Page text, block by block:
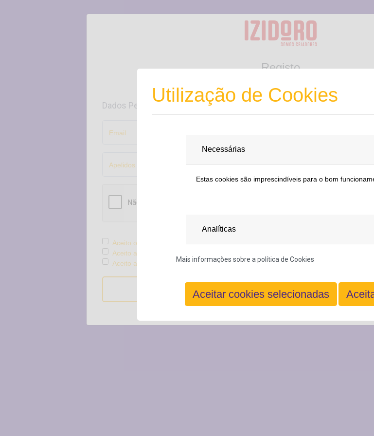
Utilização de Cookies
Necessárias
Estas cookies são imprescindíveis para o bom
Analíticas
Mais informações sobre a política de Cookies
Aceitar cookies selecionadas
Registo
Dados Pessoais
Email
Apelidos Telefone
Aceito os Termos e Condições
Aceito a política de Privacidade
Aceito a Política de Cookies
Voltar